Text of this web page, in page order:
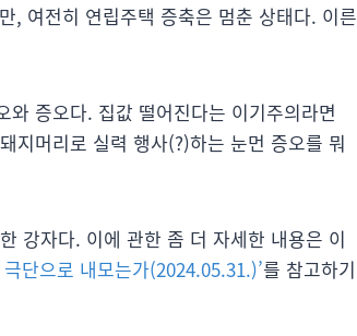
, 여전히 연립주택 증축은 멈춘 상태다. 이른
증오다. 집값 떨어진다는 이기주의라면
지머리로 실력 행사(?)하는 눈먼 증오를 뭐
강자다. 이에 관한 좀 더 자세한 내용은 이
단으로 내모는가(2024.05.31.)’를 참고하기